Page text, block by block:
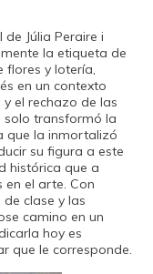
Júlia Peraire i
la etiqueta de
flores y lotería,
en un contexto
el rechazo de las
solo transformó la
que la inmortalizó
su figura a este
histórica que a
el arte. Con
clase y las
camino en un
hoy es
que le corresponde.